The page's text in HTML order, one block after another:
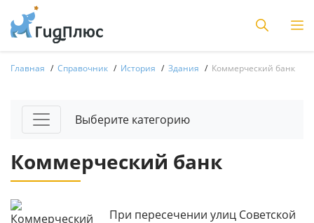
Главная Справочник История Здания Коммерческий банк
Выберите категорию
Коммерческий банк
При пересечении улиц Советской